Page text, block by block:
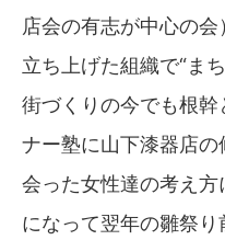
店会の有志が中心の
立ち上げた組織で“ま
街づくりの今でも根
ナー塾に山下漆器店
会った女性達の考え方
になって翌年の雛祭